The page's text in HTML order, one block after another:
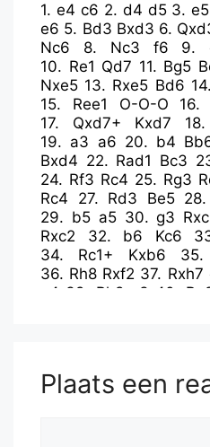
1. e4 c6 2. d4 d5 3.e5
e6 5. Bd3 Bxd3 6.
Nc6
8. Nc3 f6 9.
10. Re1 Qd7 11. Bg5
Nxe5 13. Rxe5 Bd6 14.
15. Ree1 O-O-O 16.
17. Qxd7+ Kxd7 18.
19. a3 a6 20. b4
Bxd4 22. Rad1 Bc3
24. Rf3 Rc4 25. Rg3
Rc4
27. Rd3 Be5 28.
29. b5 a5 30.g3
Rxc2
32. b6 Kc6
34. Rc1+ Kxb6 35.
36. Rh8 Rxf2 37. Rxh7
e4 39. Rh8 e3 40.
Plaats een